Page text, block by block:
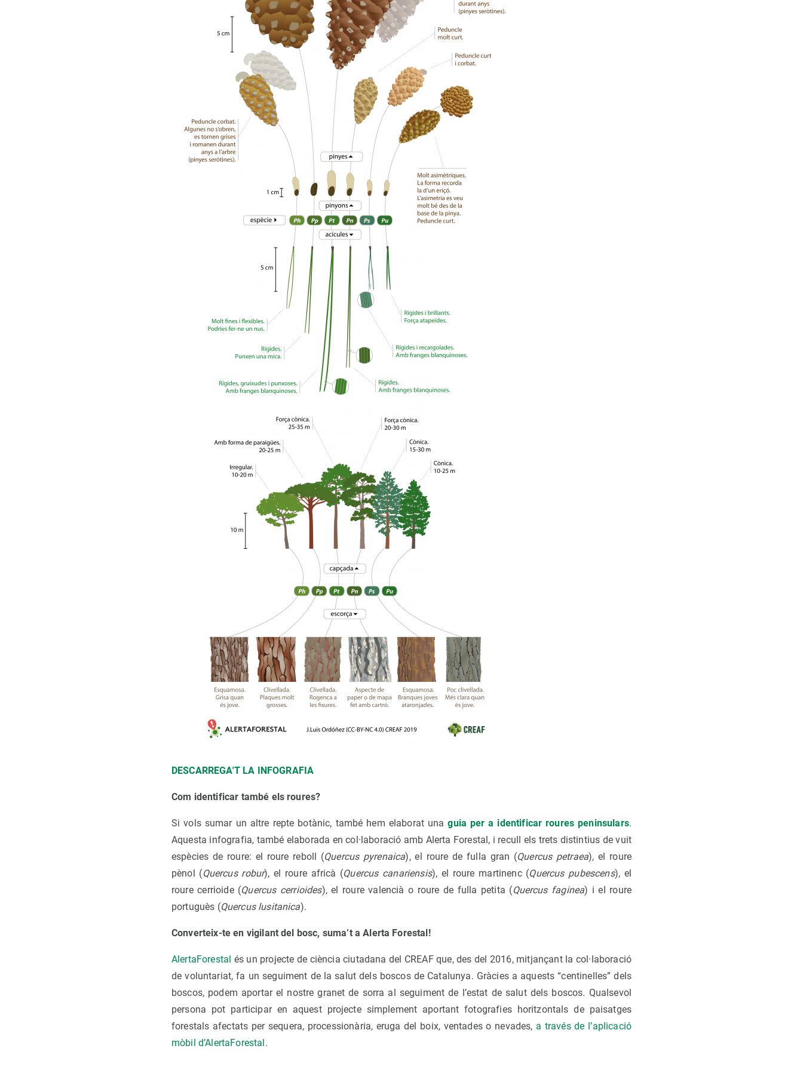
DESCARREGA'T LA INFOGRAFIA
Com identificar també els roures?
Si vols sumar un altre repte botànic, també hem elaborat unaguia per a identificar roures peninsulars.
Aquesta infografia, també elaborada en col·laboració amb Alerta Forestal, i recull els trets distintius de vuit
espècies de roure: el roure reboll (Quercus pyrenaica), el roure de fulla gran (Quercus petraea), el roure
pènol (Quercus robur), el roure africà (Quercus canariensis), el roure martinenc (Quercus pubescens), el
roure cerrioide (Quercus cerrioides), el roure valencià o roure de fulla petita (Quercus faginea) i el roure
portuguès (Quercus lusitanica).
Converteix-te en vigilant del bosc, suma’t a Alerta Forestal!
AlertaForestal és un projecte de ciència ciutadana del CREAF que, des del 2016, mitjançant la col·laboració
de voluntariat, fa un seguiment de la salut dels boscos de Catalunya. Gràcies a aquests “centinelles” dels
boscos, podem aportar el nostre granet de sorra al seguiment de l’estat de salut dels boscos. Qualsevol
persona pot participar en aquest projecte simplement aportant fotografies horitzontals de paisatges
forestals afectats per sequera, processionària, eruga del boix, ventades o nevades, a través de l’aplicació
mòbil d’AlertaForestal.